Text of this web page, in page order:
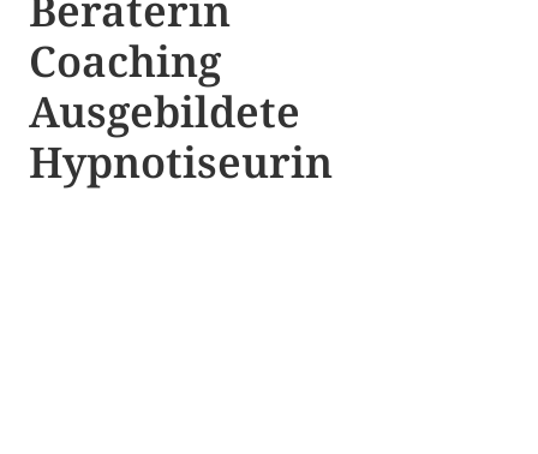
Coaching
Ausgebildete​ ​
Hypnotiseurin